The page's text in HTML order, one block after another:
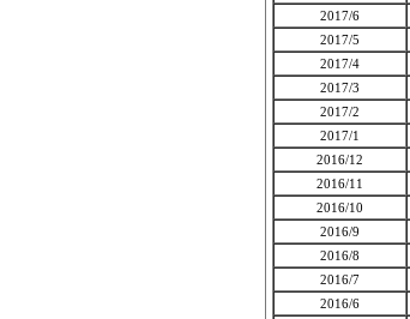
2017/6
2017/5
2017/4
2017/3
2017/2
2017/1
2016/12
2016/11
2016/10
2016/9
2016/8
2016/7
2016/6